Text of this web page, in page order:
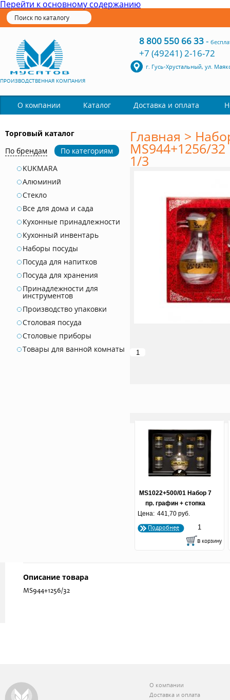
Перейти к основному содержанию
ПРОИЗВОДСТВЕННАЯ КОМПАНИЯ
8 800 550 66 33-
+7 (49241) 2-16-72
г. Гусь-Хрустальный, ул.
О компании Каталог Доставка и оплата
Торговый каталог
По брендам
По категориям
KUKMARA
Алюминий
Стекло
Все для дома и сада
Кухонные принадлежности
Кухонный инвентарь
Наборы посуды
Посуда для напитков
Посуда для хранения
Принадлежности для
инструментов
Производство упаковки
Столовая посуда
Столовые приборы
Товары для ванной комнаты
Главная >
MS944+1256/
1/3
MS1022+500/01 Набор 7
пр. графин + стопка
"Богемия" 1/4
Цена: 441,70 руб.
Подробнее
Описание товара
MS944+1256/32
О компании
Доставка и оплата